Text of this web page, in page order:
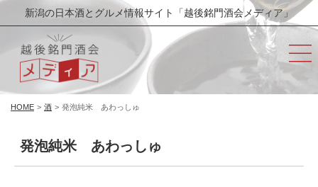
新潟の日本酒とグルメ情報サイト「越後銘門酒会メディア」
HOME > 酒 > 発泡純米 あわっしゅ
発泡純米 あわっしゅ